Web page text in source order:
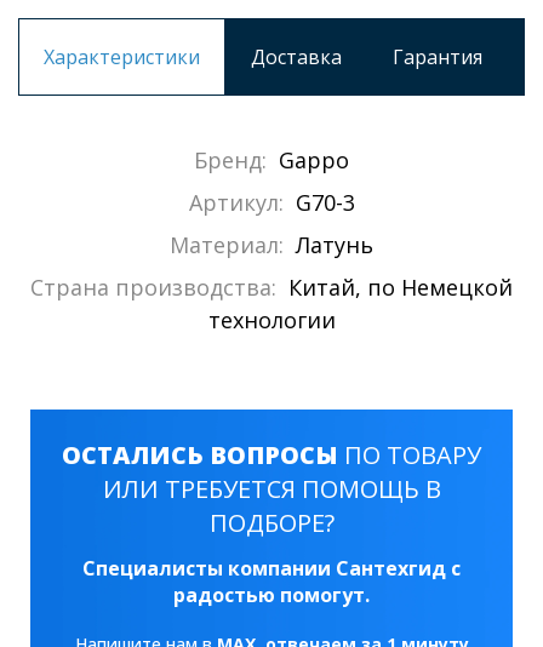
Характеристики Доставка Гарантия
Бренд: Gappo
Артикул: G70-3
Материал: Латунь
Страна производства: Китай, по Немецкой
технологии
ОСТАЛИСЬ ВОПРОСЫ ПО ТОВАРУ
ИЛИ ТРЕБУЕТСЯ ПОМОЩЬ В
ПОДБОРЕ?
Специалисты компании Сантехгид с
радостью помогут.